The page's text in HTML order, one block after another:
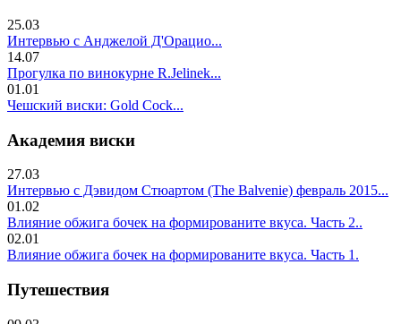
25.03
Интервью с Анджелой Д'Орацио...
14.07
Прогулка по винокурне R.Jelinek...
01.01
Чешский виски: Gold Cock...
Академия виски
27.03
Интервью с Дэвидом Стюартом (The Balvenie) февраль 2015...
01.02
Влияние обжига бочек на формированите вкуса. Часть 2..
02.01
Влияние обжига бочек на формированите вкуса. Часть 1.
Путешествия